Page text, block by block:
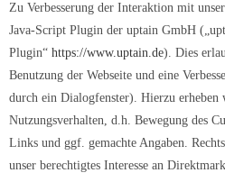
Zu Verbesserung der Interaktion mit
Java-Script Plugin der uptain GmbH
Plugin“ https://www.uptain.de). Dies
Benutzung der Webseite und eine
durch ein Dialogfenster). Hierzu
Nutzungsverhalten, d.h. Bewegung des
Links und ggf. gemachte Angaben.
unser berechtigtes Interesse an